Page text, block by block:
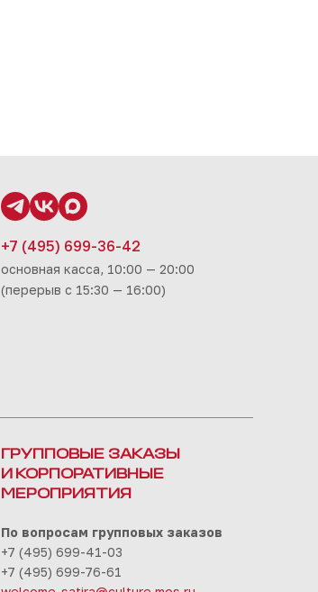
+7 (495) 699-36-42
основная касса, 10:00 — 20:00
(перерыв с 15:30 — 16:00)
ГРУППОВЫЕ ЗАКАЗЫ
И КОРПОРАТИВНЫЕ
МЕРОПРИЯТИЯ
По вопросам групповых заказов
+7 (495) 699-41-03
+7 (495) 699-76-61